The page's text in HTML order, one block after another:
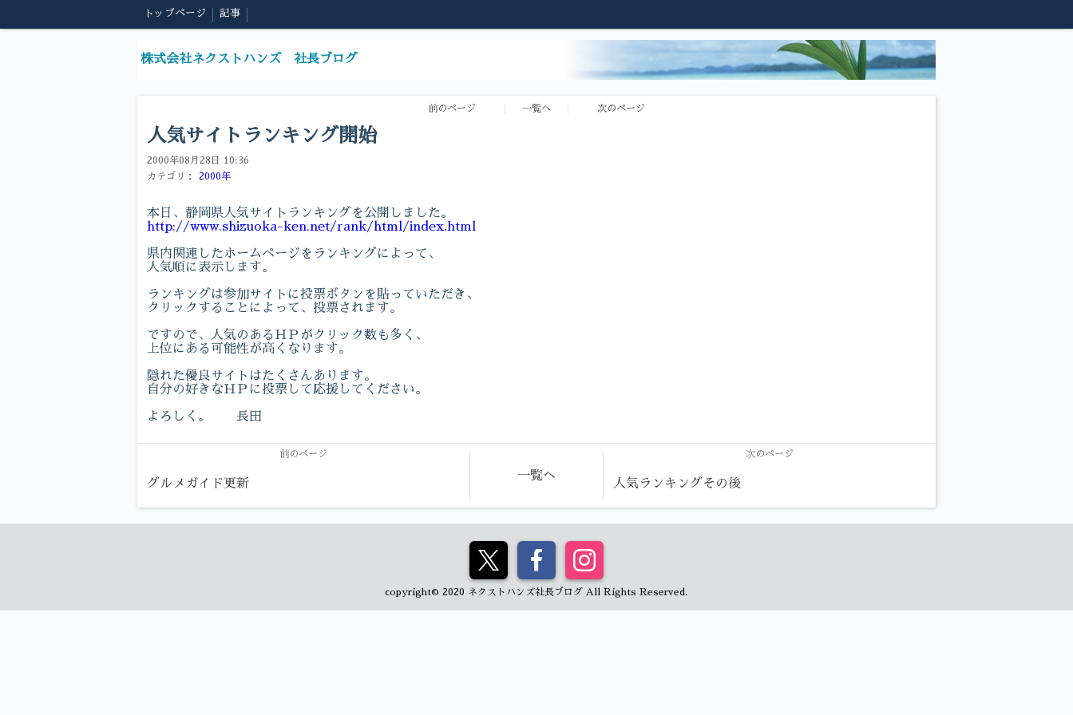
トップページ 記事
株式会社ネクストハンズ 社長ブログ
前のページ 一覧へ 次のページ
人気サイトランキング開始
2000年08月28日 10:36
カテゴリ：
2000年
本日、静岡県人気サイトランキングを公開しました。
http://www.shizuoka-ken.net/rank/html/index.html
県内関連したホームページをランキングによって、
人気順に表示します。
ランキングは参加サイトに投票ボタンを貼っていただき、
クリックすることによって、投票されます。
ですので、人気のあるＨＰがクリック数も多く、
上位にある可能性が高くなります。
隠れた優良サイトはたくさんあります。
自分の好きなＨＰに投票して応援してください。
よろしく。 長田
前のページ
グルメガイド更新
一覧へ
次のページ
人気ランキングその後
copyright© 2020 ネクストハンズ社長ブログ All Rights Reserved.